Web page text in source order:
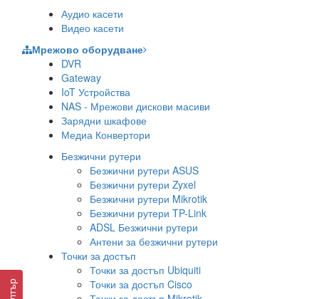
Аудио касети
Видео касети
Мрежово оборудване
DVR
Gateway
IoT Устройства
NAS - Мрежови дискови масиви
Зарядни шкафове
Медиа Конвертори
Безжични рутери
Безжични рутери ASUS
Безжични рутери Zyxel
Безжични рутери Mikrotik
Безжични рутери TP-Link
ADSL Безжични рутери
Антени за безжични рутери
Точки за достъп
Точки за достъп Ubiquiti
Точки за достъп Cisco